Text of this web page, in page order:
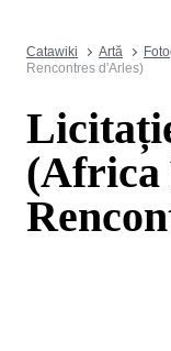
Catawiki Artă
Rencontres d'Arles)
(Africa